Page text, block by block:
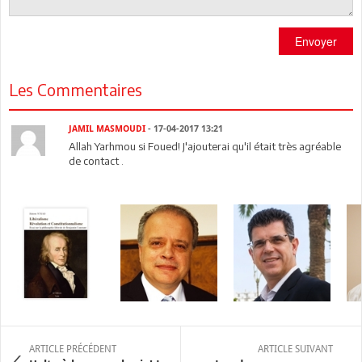
Envoyer
Les Commentaires
JAMIL MASMOUDI - 17-04-2017 13:21
Allah Yarhmou si Foued! J'ajouterai qu'il était très agréable
de contact .
ARTICLE PRÉCÉDENT ARTICLE SUIVANT